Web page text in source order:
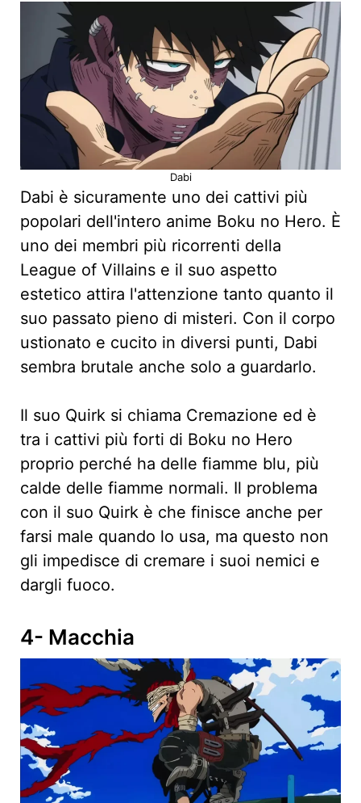
Dabi
Dabi è sicuramente uno dei cattivi più
popolari dell'intero anime Boku no Hero. È
uno dei membri più ricorrenti della
League of Villains e il suo aspetto
estetico attira l'attenzione tanto quanto il
suo passato pieno di misteri. Con il corpo
ustionato e cucito in diversi punti, Dabi
sembra brutale anche solo a guardarlo.
Il suo Quirk si chiama Cremazione ed è
tra i cattivi più forti di Boku no Hero
proprio perché ha delle fiamme blu, più
calde delle fiamme normali. Il problema
con il suo Quirk è che finisce anche per
farsi male quando lo usa, ma questo non
gli impedisce di cremare i suoi nemici e
dargli fuoco.
4- Macchia